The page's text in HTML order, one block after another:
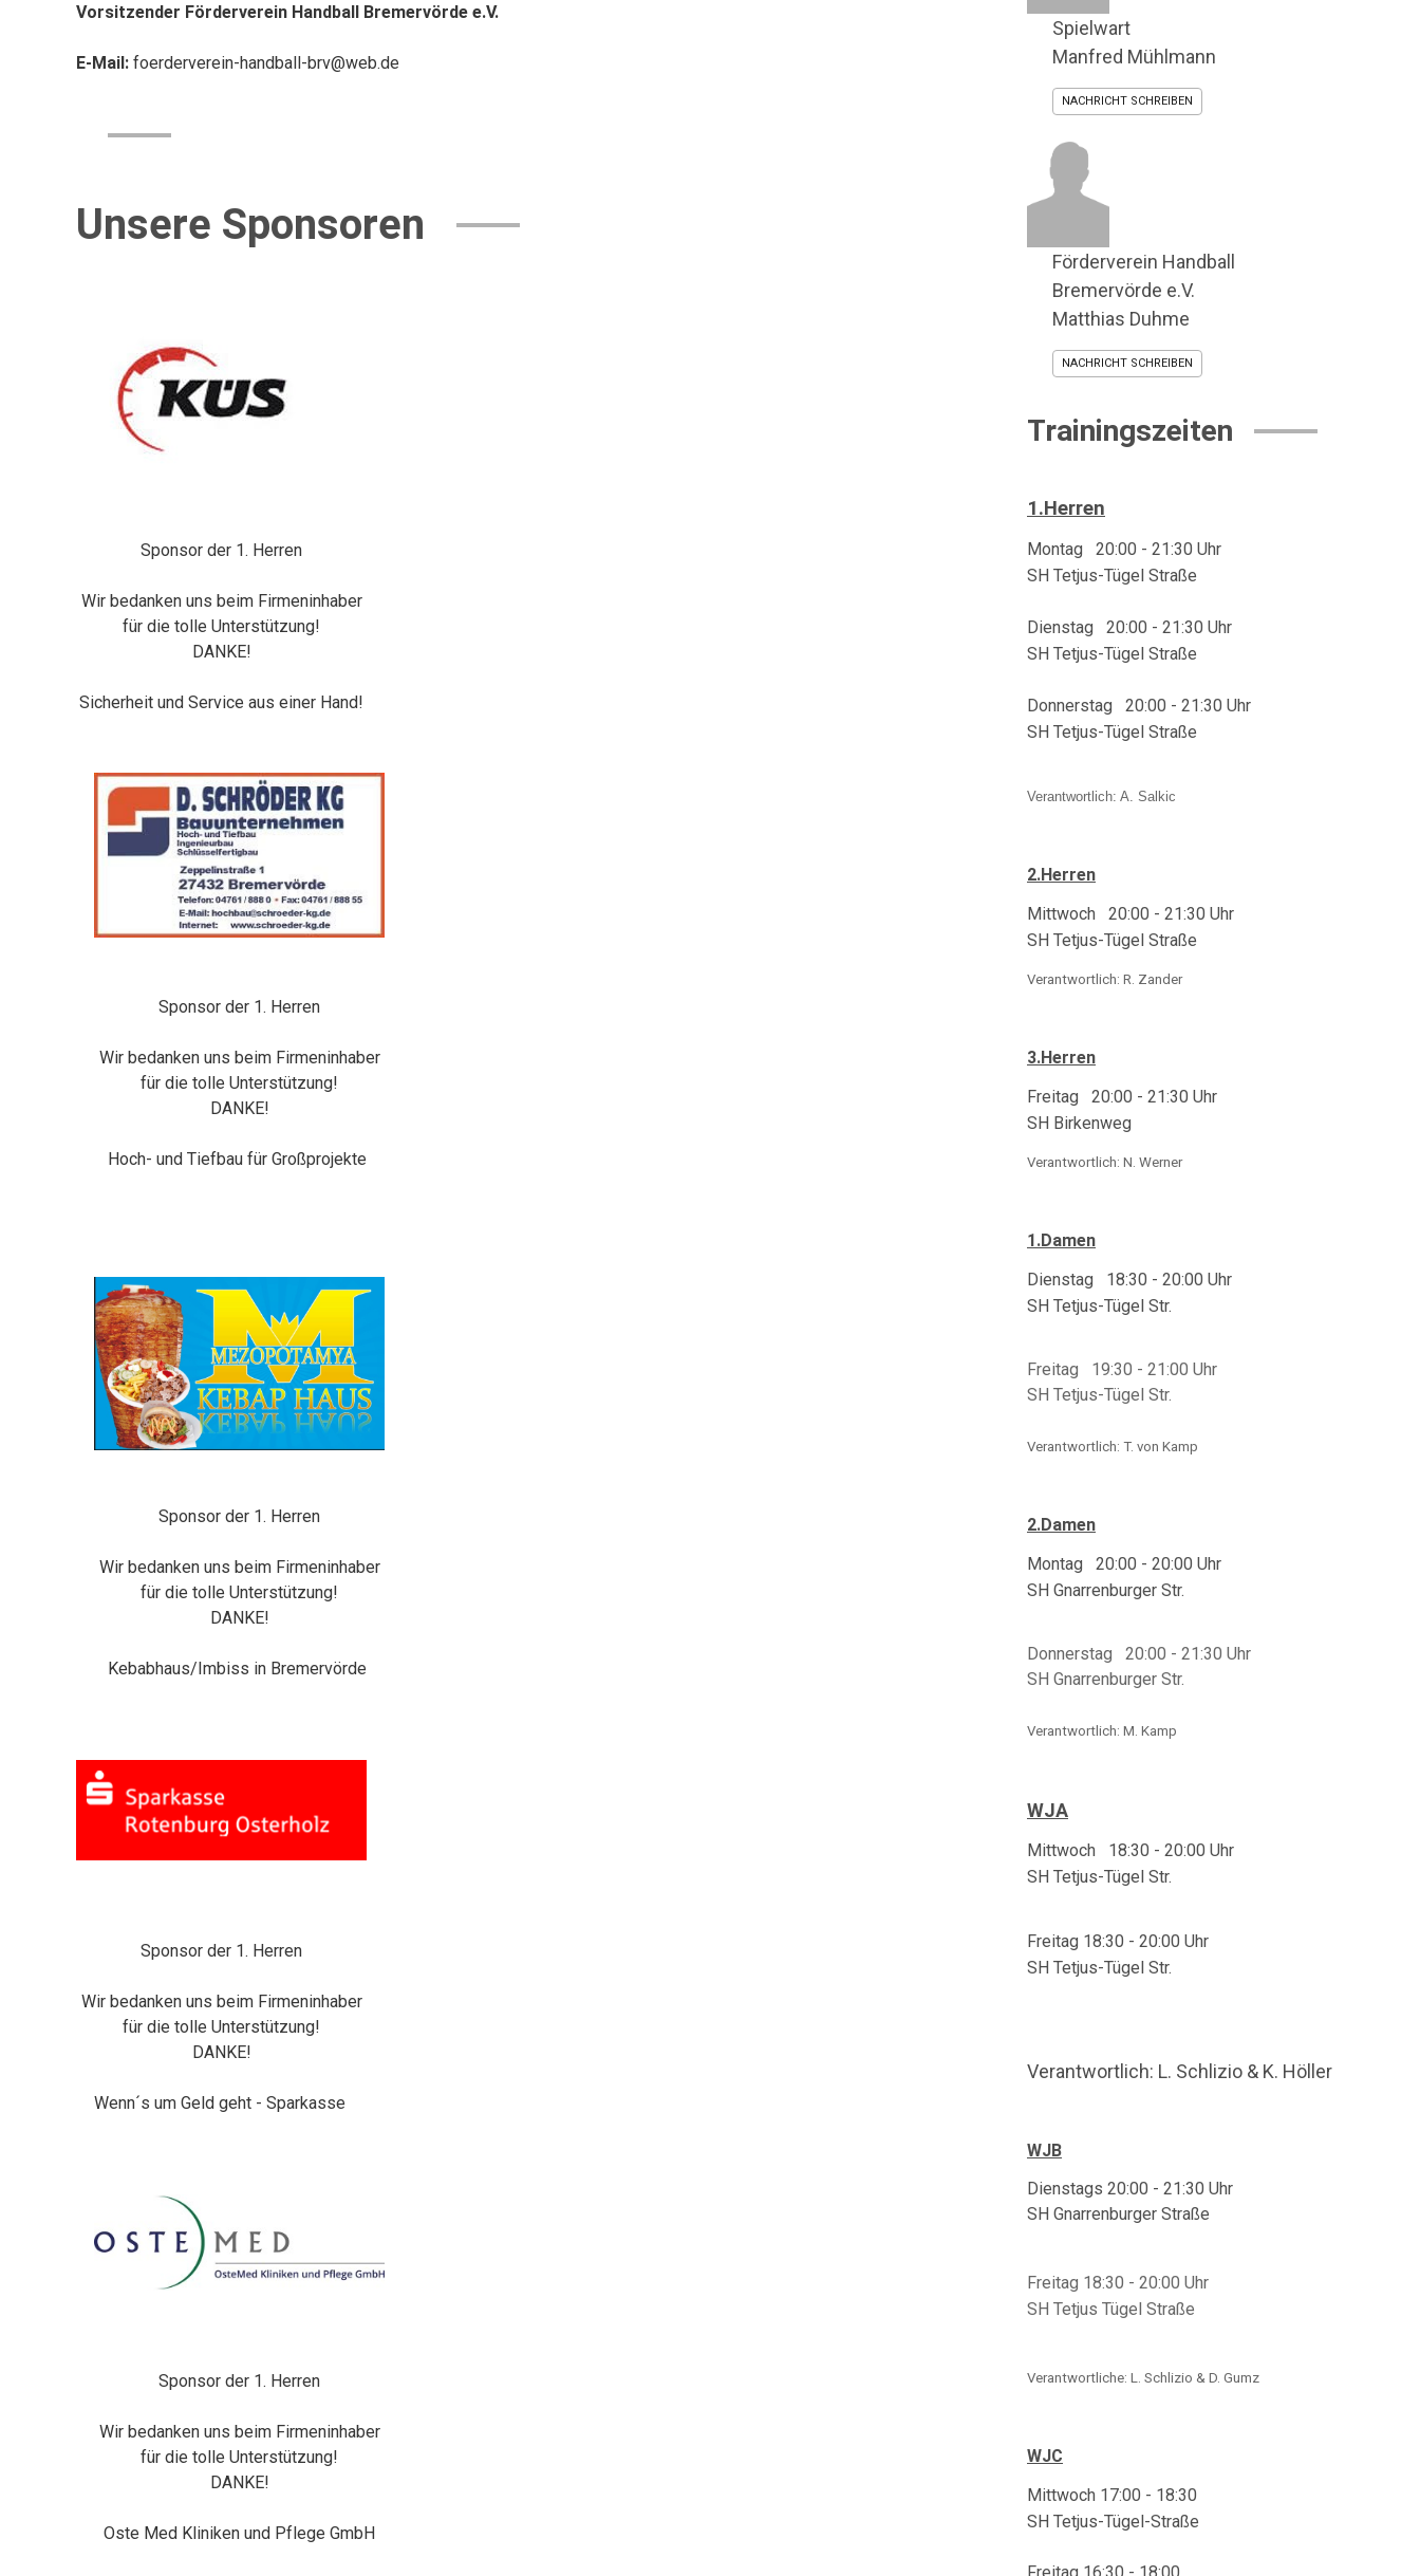
Vorsitzender Förderverein Handball Bremervörde e.V.
E-Mail: foerderverein-handball-brv@web.de
Unsere Sponsoren
Sponsor der 1. Herren
Wir bedanken uns beim Firmeninhaber
für die tolle Unterstützung!
DANKE!
Sicherheit und Service aus einer Hand!
Sponsor der 1. Herren
Wir bedanken uns beim Firmeninhaber
für die tolle Unterstützung!
DANKE!
Hoch- und Tiefbau für Großprojekte
Sponsor der 1. Herren
Wir bedanken uns beim Firmeninhaber
für die tolle Unterstützung!
DANKE!
Kebabhaus/Imbiss in Bremervörde
Sponsor der 1. Herren
Wir bedanken uns beim Firmeninhaber
für die tolle Unterstützung!
DANKE!
Wenn´s um Geld geht - Sparkasse
Sponsor der 1. Herren
Wir bedanken uns beim Firmeninhaber
für die tolle Unterstützung!
DANKE!
Oste Med Kliniken und Pflege GmbH
Spielwart
Manfred Mühlmann
NACHRICHT SCHREIBEN
Förderverein Handball
Bremervörde e.V.
Matthias Duhme
NACHRICHT SCHREIBEN
Trainingszeiten
1.Herren
Montag 20:00 - 21:30 Uhr
SH Tetjus-Tügel Straße
Dienstag 20:00 - 21:30 Uhr
SH Tetjus-Tügel Straße
Donnerstag 20:00 - 21:30 Uhr
SH Tetjus-Tügel Straße
Verantwortlich: A. Salkic
2.Herren
Mittwoch 20:00 - 21:30 Uhr
SH Tetjus-Tügel Straße
Verantwortlich: R. Zander
3.Herren
Freitag 20:00 - 21:30 Uhr
SH Birkenweg
Verantwortlich: N. Werner
1.Damen
Dienstag 18:30 - 20:00 Uhr
SH Tetjus-Tügel Str.
Freitag 19:30 - 21:00 Uhr
SH Tetjus-Tügel Str.
Verantwortlich: T. von Kamp
2.Damen
Montag 20:00 - 20:00 Uhr
SH Gnarrenburger Str.
Donnerstag 20:00 - 21:30 Uhr
SH Gnarrenburger Str.
Verantwortlich: M. Kamp
WJA
Mittwoch 18:30 - 20:00 Uhr
SH Tetjus-Tügel Str.
Freitag 18:30 - 20:00 Uhr
SH Tetjus-Tügel Str.
Verantwortlich: L. Schlizio & K. Höller
WJB
Dienstags 20:00 - 21:30 Uhr
SH Gnarrenburger Straße
Freitag 18:30 - 20:00 Uhr
SH Tetjus Tügel Straße
Verantwortliche: L. Schlizio & D. Gumz
WJC
Mittwoch 17:00 - 18:30
SH Tetjus-Tügel-Straße